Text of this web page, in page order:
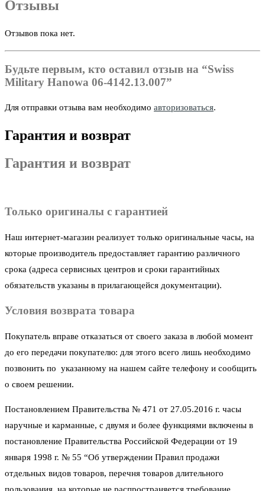
Отзывы
Отзывов пока нет.
Будьте первым, кто оставил отзыв на “Swiss
Military Hanowa 06-4142.13.007”
Для отправки отзыва вам необходимо авторизоваться.
Гарантия и возврат
Гарантия и возврат
Только оригиналы с гарантией
Наш интернет-магазин реализует только оригинальные часы, на
которые производитель предоставляет гарантию различного
срока (адреса сервисных центров и сроки гарантийных
обязательств указаны в прилагающейся документации).
Условия возврата товара
Покупатель вправе отказаться от своего заказа в любой момент
до его передачи покупателю: для этого всего лишь необходимо
позвонить по указанному на нашем сайте телефону и сообщить
о своем решении.
Постановлением Правительства № 471 от 27.05.2016 г. часы
наручные и карманные, с двумя и более функциями включены в
постановление Правительства Российской Федерации от 19
января 1998 г. № 55 “Об утверждении Правил продажи
отдельных видов товаров, перечня товаров длительного